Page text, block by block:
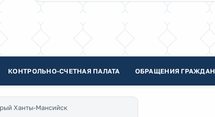
КОНТРОЛЬНО-СЧЕТНАЯ ПАЛАТА ОБРАЩЕНИЯ ГРАЖДАН
Ханты-Мансийск